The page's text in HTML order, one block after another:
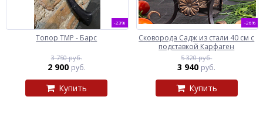
-23%
Топор ТМР - Барс
3 750 руб.
2 900 руб.
Купить
-26%
Сковорода Садж из стали 40 см с
подставкой Карфаген
5 320 руб.
3 940 руб.
Купить